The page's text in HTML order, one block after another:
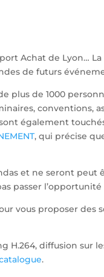
Achat de Lyon…
de futurs
plus de 1000
conventions,
également
, qui précise
et ne seront
passer
vous proposer
H.264, diffusion sur
.